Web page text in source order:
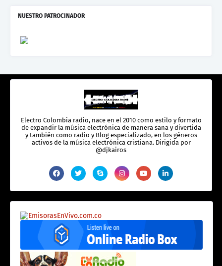
NUESTRO PATROCINADOR
Electro Colombia radio, nace en el 2010 como estilo y formato
de expandir la música electrónica de manera sana y divertida
y también como radio y Blog especializado, en los géneros
activos de la música electrónica cristiana. Dirigida por
@djkairos